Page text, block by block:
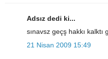
Adsız dedi ki...
sınavsz geçş hakkı kalktı
21 Nisan 2009 15:49